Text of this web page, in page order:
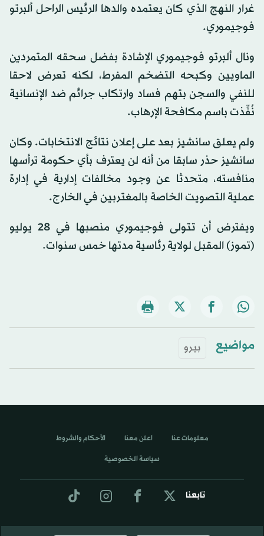
غرار النهج الذي كان يعتمده والدها الرئيس الراحل ألبرتو
فوجيموري.
ونال ألبرتو فوجيموري الإشادة بفضل سحقه المتمردين
الماويين وكبحه التضخم المفرط، لكنه تعرض لاحقا
للنفي والسجن بتهم فساد وارتكاب جرائم ضد الإنسانية
نُفِّذت باسم مكافحة الإرهاب.
ولم يعلق سانشيز بعد على إعلان نتائج الانتخابات. وكان
سانشيز حذر سابقا من أنه لن يعترف بأي حكومة ترأسها
منافسته، متحدثا عن وجود مخالفات إدارية في إدارة
عملية التصويت الخاصة بالمغتربين في الخارج.
ويفترض أن تتولى فوجيموري منصبها في 28 يوليو
(تموز) المقبل لولاية رئاسية مدتها خمس سنوات.
مواضيع بيرو
تابعنا
معلومات عنا اعلن معنا الأحكام والشروط
سياسة الخصوصية